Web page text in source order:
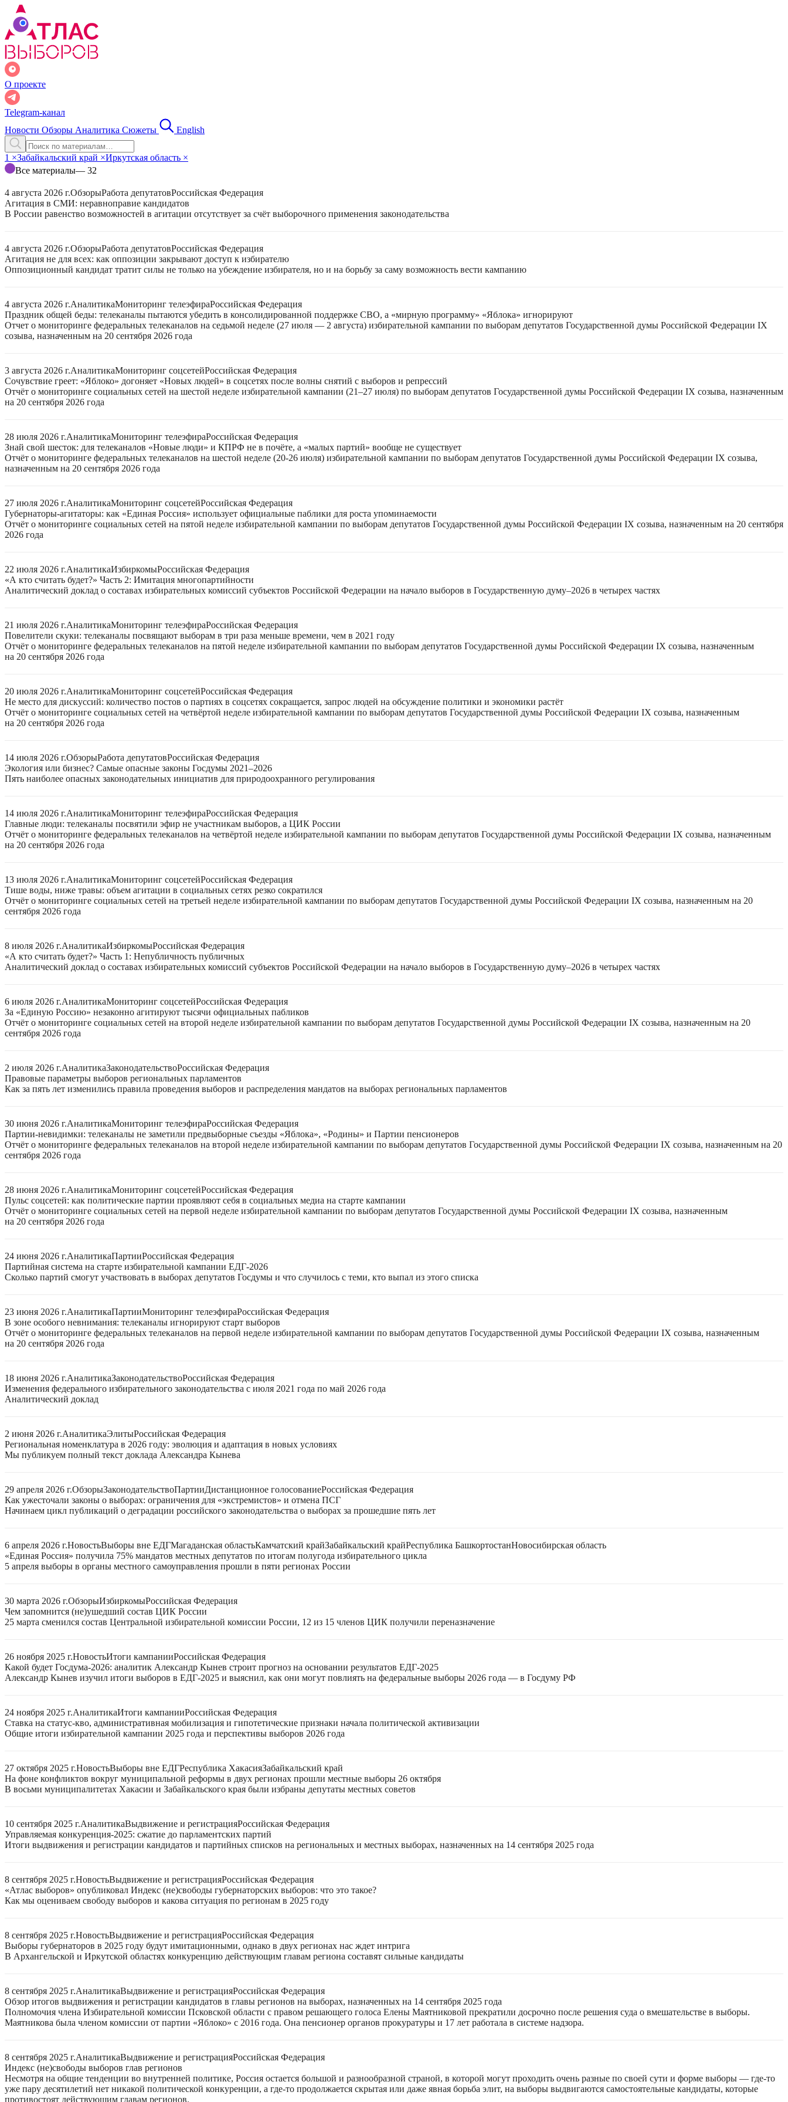
О проекте
Telegram-канал
Новости Обзоры Аналитика Сюжеты English
1 ×Забайкальский край ×Иркутская область ×
Все материалы— 32
4 августа 2026 г.ОбзорыРабота депутатовРоссийская Федерация
Агитация в СМИ: неравноправие кандидатов
В России равенство возможностей в агитации отсутствует за счёт выборочного применения законодательства
4 августа 2026 г.ОбзорыРабота депутатовРоссийская Федерация
Агитация не для всех: как оппозиции закрывают доступ к избирателю
Оппозиционный кандидат тратит силы не только на убеждение избирателя, но и на борьбу за саму возможность вести кампанию
4 августа 2026 г.АналитикаМониторинг телеэфираРоссийская Федерация
Праздник общей беды: телеканалы пытаются убедить в консолидированной поддержке СВО, а «мирную программу» «Яблока» игнорируют
Отчет о мониторинге федеральных телеканалов на седьмой неделе (27 июля — 2 августа) избирательной кампании по выборам депутатов Государственной думы Российской Федерации IX
созыва, назначенным на 20 сентября 2026 года
3 августа 2026 г.АналитикаМониторинг соцсетейРоссийская Федерация
Сочувствие греет: «Яблоко» догоняет «Новых людей» в соцсетях после волны снятий с выборов и репрессий
Отчёт о мониторинге социальных сетей на шестой неделе избирательной кампании (21–27 июля) по выборам депутатов Государственной думы Российской Федерации IX созыва, назначенным
на 20 сентября 2026 года
28 июля 2026 г.АналитикаМониторинг телеэфираРоссийская Федерация
Знай свой шесток: для телеканалов «Новые люди» и КПРФ не в почёте, а «малых партий» вообще не существует
Отчёт о мониторинге федеральных телеканалов на шестой неделе (20-26 июля) избирательной кампании по выборам депутатов Государственной думы Российской Федерации IX созыва,
назначенным на 20 сентября 2026 года
27 июля 2026 г.АналитикаМониторинг соцсетейРоссийская Федерация
Губернаторы-агитаторы: как «Единая Россия» использует официальные паблики для роста упоминаемости
Отчёт о мониторинге социальных сетей на пятой неделе избирательной кампании по выборам депутатов Государственной думы Российской Федерации IX созыва, назначенным на 20 сентября
2026 года
22 июля 2026 г.АналитикаИзбиркомыРоссийская Федерация
«А кто считать будет?» Часть 2: Имитация многопартийности
Аналитический доклад о составах избирательных комиссий субъектов Российской Федерации на начало выборов в Государственную думу–2026 в четырех частях
21 июля 2026 г.АналитикаМониторинг телеэфираРоссийская Федерация
Повелители скуки: телеканалы посвящают выборам в три раза меньше времени, чем в 2021 году
Отчёт о мониторинге федеральных телеканалов на пятой неделе избирательной кампании по выборам депутатов Государственной думы Российской Федерации IX созыва, назначенным
на 20 сентября 2026 года
20 июля 2026 г.АналитикаМониторинг соцсетейРоссийская Федерация
Не место для дискуссий: количество постов о партиях в соцсетях сокращается, запрос людей на обсуждение политики и экономики растёт
Отчёт о мониторинге социальных сетей на четвёртой неделе избирательной кампании по выборам депутатов Государственной думы Российской Федерации IX созыва, назначенным
на 20 сентября 2026 года
14 июля 2026 г.ОбзорыРабота депутатовРоссийская Федерация
Экология или бизнес? Самые опасные законы Госдумы 2021–2026
Пять наиболее опасных законодательных инициатив для природоохранного регулирования
14 июля 2026 г.АналитикаМониторинг телеэфираРоссийская Федерация
Главные люди: телеканалы посвятили эфир не участникам выборов, а ЦИК России
Отчёт о мониторинге федеральных телеканалов на четвёртой неделе избирательной кампании по выборам депутатов Государственной думы Российской Федерации IX созыва, назначенным
на 20 сентября 2026 года
13 июля 2026 г.АналитикаМониторинг соцсетейРоссийская Федерация
Тише воды, ниже травы: объем агитации в социальных сетях резко сократился
Отчёт о мониторинге социальных сетей на третьей неделе избирательной кампании по выборам депутатов Государственной думы Российской Федерации IX созыва, назначенным на 20
сентября 2026 года
8 июля 2026 г.АналитикаИзбиркомыРоссийская Федерация
«А кто считать будет?» Часть 1: Непубличность публичных
Аналитический доклад о составах избирательных комиссий субъектов Российской Федерации на начало выборов в Государственную думу–2026 в четырех частях
6 июля 2026 г.АналитикаМониторинг соцсетейРоссийская Федерация
За «Единую Россию» незаконно агитируют тысячи официальных пабликов
Отчёт о мониторинге социальных сетей на второй неделе избирательной кампании по выборам депутатов Государственной думы Российской Федерации IX созыва, назначенным на 20
сентября 2026 года
2 июля 2026 г.АналитикаЗаконодательствоРоссийская Федерация
Правовые параметры выборов региональных парламентов
Как за пять лет изменились правила проведения выборов и распределения мандатов на выборах региональных парламентов
30 июня 2026 г.АналитикаМониторинг телеэфираРоссийская Федерация
Партии-невидимки: телеканалы не заметили предвыборные съезды «Яблока», «Родины» и Партии пенсионеров
Отчёт о мониторинге федеральных телеканалов на второй неделе избирательной кампании по выборам депутатов Государственной думы Российской Федерации IX созыва, назначенным на 20
сентября 2026 года
28 июня 2026 г.АналитикаМониторинг соцсетейРоссийская Федерация
Пульс соцсетей: как политические партии проявляют себя в социальных медиа на старте кампании
Отчёт о мониторинге социальных сетей на первой неделе избирательной кампании по выборам депутатов Государственной думы Российской Федерации IX созыва, назначенным
на 20 сентября 2026 года
24 июня 2026 г.АналитикаПартииРоссийская Федерация
Партийная система на старте избирательной кампании ЕДГ-2026
Сколько партий смогут участвовать в выборах депутатов Госдумы и что случилось с теми, кто выпал из этого списка
23 июня 2026 г.АналитикаПартииМониторинг телеэфираРоссийская Федерация
В зоне особого невнимания: телеканалы игнорируют старт выборов
Отчёт о мониторинге федеральных телеканалов на первой неделе избирательной кампании по выборам депутатов Государственной думы Российской Федерации IX созыва, назначенным
на 20 сентября 2026 года
18 июня 2026 г.АналитикаЗаконодательствоРоссийская Федерация
Изменения федерального избирательного законодательства с июля 2021 года по май 2026 года
Аналитический доклад
2 июня 2026 г.АналитикаЭлитыРоссийская Федерация
Региональная номенклатура в 2026 году: эволюция и адаптация в новых условиях
Мы публикуем полный текст доклада Александра Кынева
29 апреля 2026 г.ОбзорыЗаконодательствоПартииДистанционное голосованиеРоссийская Федерация
Как ужесточали законы о выборах: ограничения для «экстремистов» и отмена ПСГ
Начинаем цикл публикаций о деградации российского законодательства о выборах за прошедшие пять лет
6 апреля 2026 г.НовостьВыборы вне ЕДГМагаданская областьКамчатский крайЗабайкальский крайРеспублика БашкортостанНовосибирская область
«Единая Россия» получила 75% мандатов местных депутатов по итогам полугода избирательного цикла
5 апреля выборы в органы местного самоуправления прошли в пяти регионах России
30 марта 2026 г.ОбзорыИзбиркомыРоссийская Федерация
Чем запомнится (не)ушедший состав ЦИК России
25 марта сменился состав Центральной избирательной комиссии России, 12 из 15 членов ЦИК получили переназначение
26 ноября 2025 г.НовостьИтоги кампанииРоссийская Федерация
Какой будет Госдума-2026: аналитик Александр Кынев строит прогноз на основании результатов ЕДГ-2025
Александр Кынев изучил итоги выборов в ЕДГ-2025 и выяснил, как они могут повлиять на федеральные выборы 2026 года — в Госдуму РФ
24 ноября 2025 г.АналитикаИтоги кампанииРоссийская Федерация
Ставка на статус-кво, административная мобилизация и гипотетические признаки начала политической активизации
Общие итоги избирательной кампании 2025 года и перспективы выборов 2026 года
27 октября 2025 г.НовостьВыборы вне ЕДГРеспублика ХакасияЗабайкальский край
На фоне конфликтов вокруг муниципальной реформы в двух регионах прошли местные выборы 26 октября
В восьми муниципалитетах Хакасии и Забайкальского края были избраны депутаты местных советов
10 сентября 2025 г.АналитикаВыдвижение и регистрацияРоссийская Федерация
Управляемая конкуренция-2025: сжатие до парламентских партий
Итоги выдвижения и регистрации кандидатов и партийных списков на региональных и местных выборах, назначенных на 14 сентября 2025 года
8 сентября 2025 г.НовостьВыдвижение и регистрацияРоссийская Федерация
«Атлас выборов» опубликовал Индекс (не)свободы губернаторских выборов: что это такое?
Как мы оцениваем свободу выборов и какова ситуация по регионам в 2025 году
8 сентября 2025 г.НовостьВыдвижение и регистрацияРоссийская Федерация
Выборы губернаторов в 2025 году будут имитационными, однако в двух регионах нас ждет интрига
В Архангельской и Иркутской областях конкуренцию действующим главам региона составят сильные кандидаты
8 сентября 2025 г.АналитикаВыдвижение и регистрацияРоссийская Федерация
Обзор итогов выдвижения и регистрации кандидатов в главы регионов на выборах, назначенных на 14 сентября 2025 года
Полномочия члена Избирательной комиссии Псковской области с правом решающего голоса Елены Маятниковой прекратили досрочно после решения суда о вмешательстве в выборы.
Маятникова была членом комиссии от партии «Яблоко» с 2016 года. Она пенсионер органов прокуратуры и 17 лет работала в системе надзора.
8 сентября 2025 г.АналитикаВыдвижение и регистрацияРоссийская Федерация
Индекс (не)свободы выборов глав регионов
Несмотря на общие тенденции во внутренней политике, Россия остается большой и разнообразной страной, в которой могут проходить очень разные по своей сути и форме выборы — где-то
уже пару десятилетий нет никакой политической конкуренции, а где-то продолжается скрытая или даже явная борьба элит, на выборы выдвигаются самостоятельные кандидаты, которые
противостоят действующим главам регионов.